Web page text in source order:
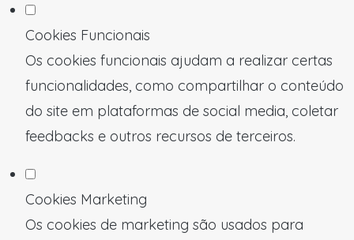
Cookies Funcionais
Os cookies funcionais ajudam a realizar certas
funcionalidades, como compartilhar o conteúdo
do site em plataformas de social media, coletar
feedbacks e outros recursos de terceiros.
Cookies Marketing
Os cookies de marketing são usados para